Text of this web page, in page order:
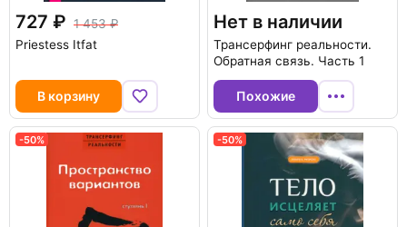
727
1 453
Priestess Itfat
В корзину
Нет в наличии
Трансерфинг реальности.
Обратная связь. Часть 1
Похожие
-50% -50%